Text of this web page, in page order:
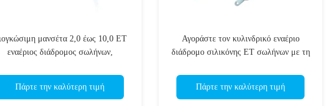
μανσέτα 2,0 έως 10,0 ET
εναέριος διάδρομος σωλήνων,
Πάρτε την καλύτερη τιμή
Αγοράστε τον κυλινδρικό εναέριο
διάδρομο σιλικόνης ET σωλήνων με τη
Πάρτε την καλύτερη τιμή